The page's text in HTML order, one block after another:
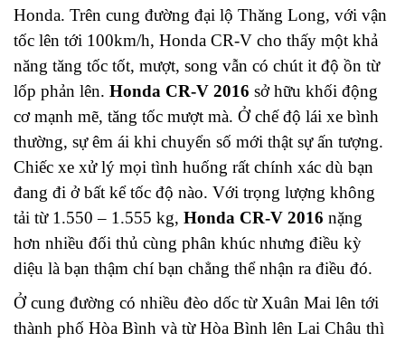
Honda. Trên cung đường đại lộ Thăng Long, với vận
tốc lên tới 100km/h, Honda CR-V cho thấy một khả
năng tăng tốc tốt, mượt, song vẫn có chút it độ ồn từ
lốp phản lên. Honda CR-V 2016 sở hữu khối động
cơ mạnh mẽ, tăng tốc mượt mà. Ở chế độ lái xe bình
thường, sự êm ái khi chuyển số mới thật sự ấn tượng.
Chiếc xe xử lý mọi tình huống rất chính xác dù bạn
đang đi ở bất kể tốc độ nào. Với trọng lượng không
tải từ 1.550 – 1.555 kg, Honda CR-V 2016 nặng
hơn nhiều đối thủ cùng phân khúc nhưng điều kỳ
diệu là bạn thậm chí bạn chẳng thể nhận ra điều đó.
Ở cung đường có nhiều đèo dốc từ Xuân Mai lên tới
thành phố Hòa Bình và từ Hòa Bình lên Lai Châu thì